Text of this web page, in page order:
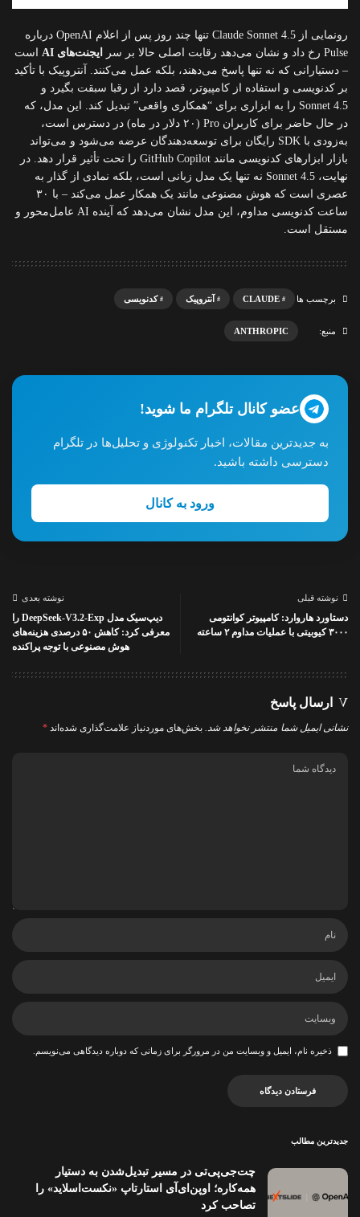
رونمایی از Claude Sonnet 4.5 تنها چند روز پس از اعلام OpenAI درباره
Pulse رخ داد و نشان می‌دهد رقابت اصلی حالا بر سر
ایجنت‌های AI
است
– دستیارانی که نه تنها پاسخ می‌دهند، بلکه عمل می‌کنند. آنتروپیک با تأکید
بر کدنویسی و استفاده از کامپیوتر، قصد دارد از رقبا سبقت بگیرد و
Sonnet 4.5 را به ابزاری برای “همکاری واقعی” تبدیل کند. این مدل، که
در حال حاضر برای کاربران Pro (۲۰ دلار در ماه) در دسترس است،
به‌زودی با SDK رایگان برای توسعه‌دهندگان عرضه می‌شود و می‌تواند
بازار ابزارهای کدنویسی مانند GitHub Copilot را تحت تأثیر قرار دهد. در
نهایت، Sonnet 4.5 نه تنها یک مدل زبانی است، بلکه نمادی از گذار به
عصری است که هوش مصنوعی مانند یک همکار عمل می‌کند – با ۳۰
ساعت کدنویسی مداوم، این مدل نشان می‌دهد که آینده AI عامل‌محور و
مستقل است.
برچسب ها CLAUDE آنتروپیک کدنویسی
منبع: ANTHROPIC
عضو کانال تلگرام ما شوید!
به جدیدترین مقالات، اخبار تکنولوژی و تحلیل‌ها در تلگرام
دسترسی داشته باشید.
ورود به کانال
نوشته قبلی
دستاورد هاروارد: کامپیوتر کوانتومی
۳۰۰۰ کیوبیتی با عملیات مداوم ۲ ساعته
نوشته بعدی
دیپ‌سیک مدل DeepSeek-V3.2-Exp را
معرفی کرد: کاهش ۵۰ درصدی هزینه‌های
هوش مصنوعی با توجه پراکنده
ارسال پاسخ
نشانی ایمیل شما منتشر نخواهد شد. بخش‌های موردنیاز علامت‌گذاری شده‌اند *
ذخیره نام، ایمیل و وبسایت من در مرورگر برای زمانی که دوباره دیدگاهی می‌نویسم.
جدیدترین مطالب
چت‌جی‌پی‌تی در مسیر تبدیل‌شدن به دستیار
همه‌کاره؛ اوپن‌ای‌آی استارتاپ «نکست‌اسلاید» را
تصاحب کرد